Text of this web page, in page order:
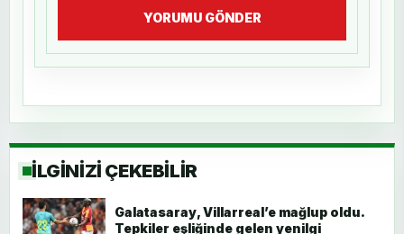
YORUMU GÖNDER
İLGİNİZİ ÇEKEBİLİR
Galatasaray, Villarreal’e mağlup oldu.
Tepkiler eşliğinde gelen yenilgi